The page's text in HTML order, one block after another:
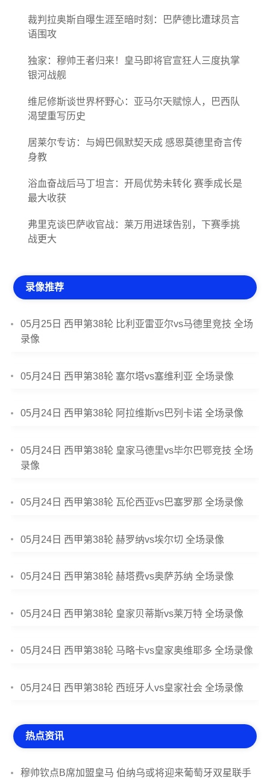
裁判拉奥斯自曝生涯至暗时刻：巴萨德比遭球员言
语围攻
独家：穆帅王者归来！皇马即将官宣狂人三度执掌
银河战舰
维尼修斯谈世界杯野心：亚马尔天赋惊人，巴西队
渴望重写历史
居莱尔专访：与姆巴佩默契天成 感恩莫德里奇言传
身教
浴血奋战后马丁坦言：开局优势未转化 赛季成长是
最大收获
弗里克谈巴萨收官战：莱万用进球告别，下赛季挑
战更大
录像推荐
05月25日 西甲第38轮 比利亚雷亚尔vs马德里竞技 全场
录像
05月24日 西甲第38轮 塞尔塔vs塞维利亚 全场录像
05月24日 西甲第38轮 阿拉维斯vs巴列卡诺 全场录像
05月24日 西甲第38轮 皇家马德里vs毕尔巴鄂竞技 全场
录像
05月24日 西甲第38轮 瓦伦西亚vs巴塞罗那 全场录像
05月24日 西甲第38轮 赫罗纳vs埃尔切 全场录像
05月24日 西甲第38轮 赫塔费vs奥萨苏纳 全场录像
05月24日 西甲第38轮 皇家贝蒂斯vs莱万特 全场录像
05月24日 西甲第38轮 马略卡vs皇家奥维耶多 全场录像
05月24日 西甲第38轮 西班牙人vs皇家社会 全场录像
热点资讯
穆帅钦点B席加盟皇马 伯纳乌或将迎来葡萄牙双星联手